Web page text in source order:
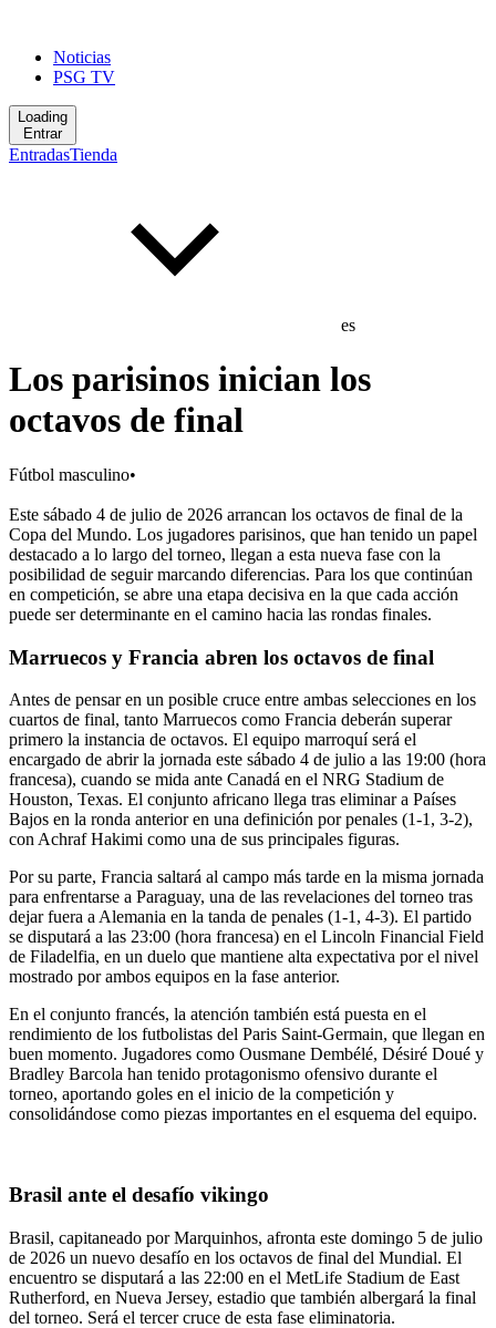
Noticias
PSG TV
Loading
Entrar
EntradasTienda
es
Los parisinos inician los
octavos de final
Fútbol masculino•
Este sábado 4 de julio de 2026 arrancan los octavos de final de la
Copa del Mundo. Los jugadores parisinos, que han tenido un papel
destacado a lo largo del torneo, llegan a esta nueva fase con la
posibilidad de seguir marcando diferencias. Para los que continúan
en competición, se abre una etapa decisiva en la que cada acción
puede ser determinante en el camino hacia las rondas finales.
Marruecos y Francia abren los octavos de final
Antes de pensar en un posible cruce entre ambas selecciones en los
cuartos de final, tanto Marruecos como Francia deberán superar
primero la instancia de octavos. El equipo marroquí será el
encargado de abrir la jornada este sábado 4 de julio a las 19:00 (hora
francesa), cuando se mida ante Canadá en el NRG Stadium de
Houston, Texas. El conjunto africano llega tras eliminar a Países
Bajos en la ronda anterior en una definición por penales (1-1, 3-2),
con Achraf Hakimi como una de sus principales figuras.
Por su parte, Francia saltará al campo más tarde en la misma jornada
para enfrentarse a Paraguay, una de las revelaciones del torneo tras
dejar fuera a Alemania en la tanda de penales (1-1, 4-3). El partido
se disputará a las 23:00 (hora francesa) en el Lincoln Financial Field
de Filadelfia, en un duelo que mantiene alta expectativa por el nivel
mostrado por ambos equipos en la fase anterior.
En el conjunto francés, la atención también está puesta en el
rendimiento de los futbolistas del Paris Saint-Germain, que llegan en
buen momento. Jugadores como Ousmane Dembélé, Désiré Doué y
Bradley Barcola han tenido protagonismo ofensivo durante el
torneo, aportando goles en el inicio de la competición y
consolidándose como piezas importantes en el esquema del equipo.
Brasil ante el desafío vikingo
Brasil, capitaneado por Marquinhos, afronta este domingo 5 de julio
de 2026 un nuevo desafío en los octavos de final del Mundial. El
encuentro se disputará a las 22:00 en el MetLife Stadium de East
Rutherford, en Nueva Jersey, estadio que también albergará la final
del torneo. Será el tercer cruce de esta fase eliminatoria.